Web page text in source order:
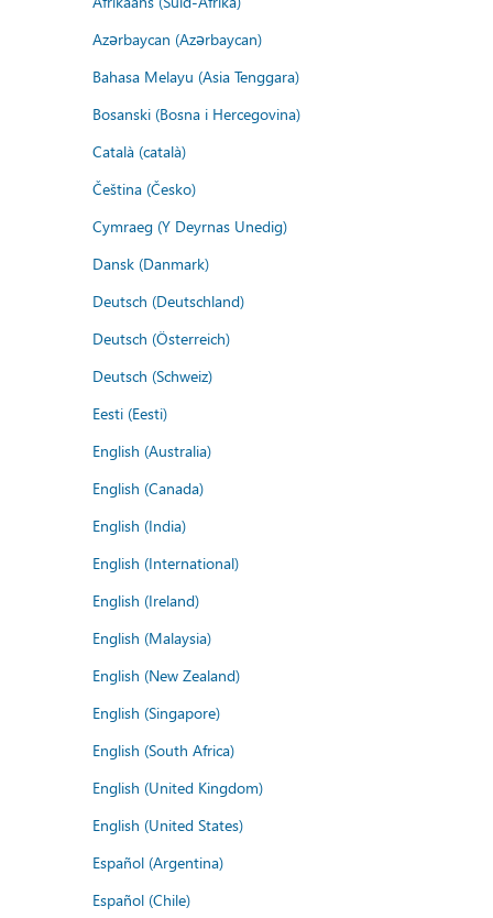
Azərbaycan (Azərbaycan)
Bahasa Melayu (Asia Tenggara)
Bosanski (Bosna i Hercegovina)
Català (català)
Čeština (Česko)
Cymraeg (Y Deyrnas Unedig)
Dansk (Danmark)
Deutsch (Deutschland)
Deutsch (Österreich)
Deutsch (Schweiz)
Eesti (Eesti)
English (Australia)
English (Canada)
English (India)
English (International)
English (Ireland)
English (Malaysia)
English (New Zealand)
English (Singapore)
English (South Africa)
English (United Kingdom)
English (United States)
Español (Argentina)
Español (Chile)